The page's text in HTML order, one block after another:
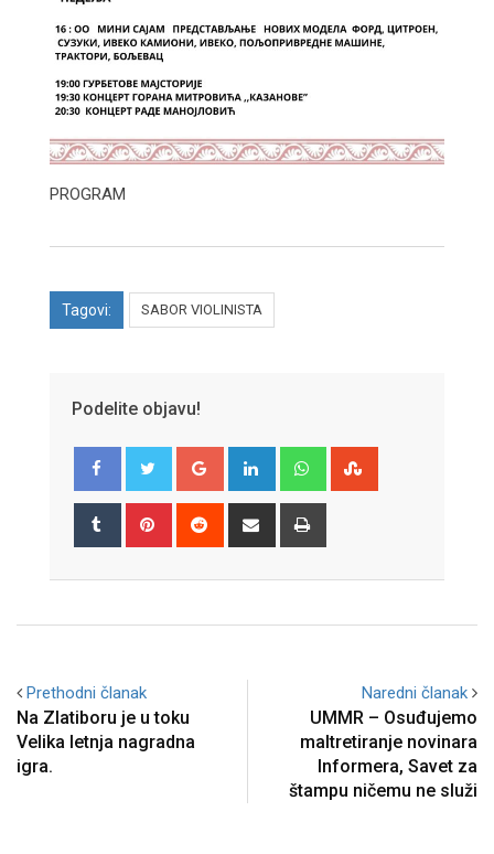
PROGRAM
Tagovi: SABOR VIOLINISTA
Podelite objavu!
Google+ LinkedIn Whatsapp
Tumblr Pinterest Reddit
Share
Prethodni članak
Na Zlatiboru je u toku
Velika letnja nagradna
igra.
Naredni članak
UMMR – Osuđujemo
maltretiranje novinara
Informera, Savet za
štampu ničemu ne služi